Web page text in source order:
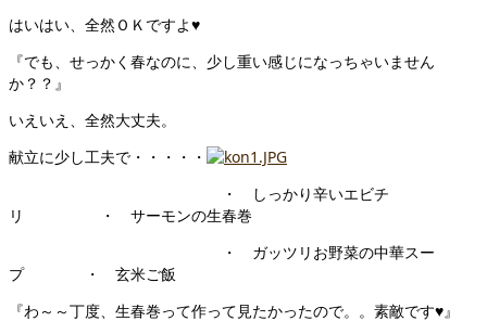
はいはい、全然ＯＫですよ♥
『でも、せっかく春なのに、少し重い感じになっちゃいません
か？？』
いえいえ、全然大丈夫。
献立に少し工夫で・・・・・
・ しっかり辛いエビチ
リ ・ サーモンの生春巻
・ ガッツリお野菜の中華スー
プ ・ 玄米ご飯
『わ～～丁度、生春巻って作って見たかったので。。素敵です♥』